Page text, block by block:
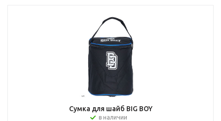
Сумка для шайб BIG BOY
в наличии